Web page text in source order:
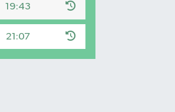
19:43
21:07